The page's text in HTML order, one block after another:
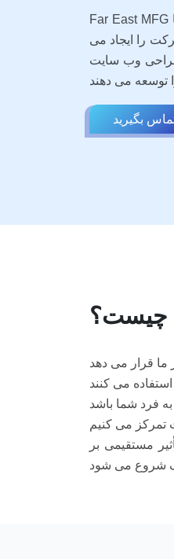
Far East MFG دارای یک تیم قوی از طراحان گرافیک است. تیم طراحی گرافیک ما
را ایجاد می
طراحی وب سایت
بگیرید
چیست؟
مستقیمی بر